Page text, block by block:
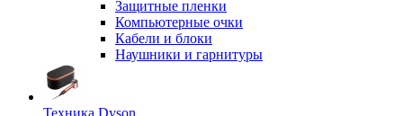
Защитные пленки
Компьютерные очки
Кабели и блоки
Наушники и гарнитуры
Техника Dyson